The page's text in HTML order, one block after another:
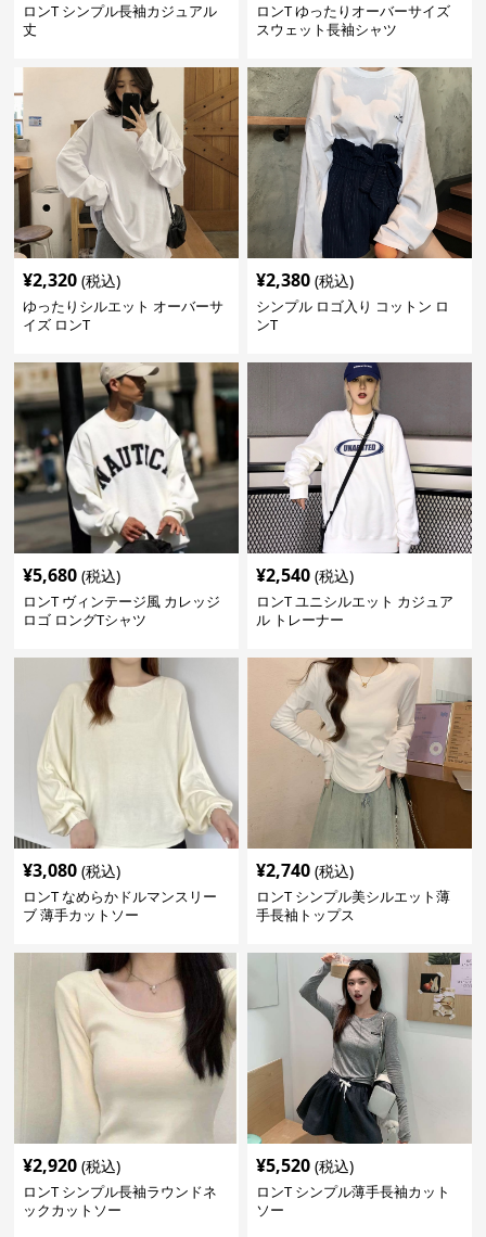
ロンT シンプル長袖カジュアル
丈
ロンT ゆったりオーバーサイズ
スウェット長袖シャツ
¥2,320 (税込)
ゆったりシルエット オーバーサ
イズ ロンT
¥2,380 (税込)
シンプル ロゴ入り コットン ロ
ンT
¥5,680 (税込)
ロンT ヴィンテージ風 カレッジ
ロゴ ロングTシャツ
¥2,540 (税込)
ロンT ユニシルエット カジュア
ル トレーナー
¥3,080 (税込)
ロンT なめらかドルマンスリー
ブ 薄手カットソー
¥2,740 (税込)
ロンT シンプル美シルエット薄
手長袖トップス
¥2,920 (税込)
ロンT シンプル長袖ラウンドネ
ックカットソー
¥5,520 (税込)
ロンT シンプル薄手長袖カット
ソー